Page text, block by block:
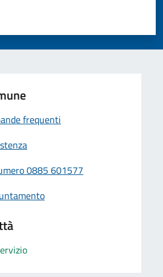
stelle su 5
su 5
5
frequenti
0885 601577